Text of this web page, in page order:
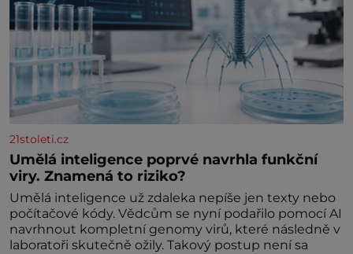
21stoleti.cz
Umělá inteligence poprvé navrhla funkční
viry. Znamená to riziko?
Umělá inteligence už zdaleka nepíše jen texty nebo
počítačové kódy. Vědcům se nyní podařilo pomocí AI
navrhnout kompletní genomy virů, které následně v
laboratoři skutečně ožily. Takový postup není sa